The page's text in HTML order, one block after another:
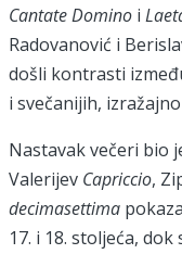
Cantate Domino i
Radovanović i
došli kontrasti
i svečanijih,
Nastavak večeri bio
Valerijev Capriccio,
decimasettima
17. i 18. stoljeća,